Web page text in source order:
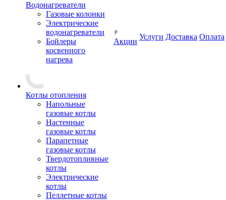
Водонагреватели
Газовые колонки
Электрические
водонагреватели
Бойлеры
косвенного
нагрева
Котлы отопления
Напольные
газовые котлы
Настенные
газовые котлы
Парапетные
газовые котлы
Твердотопливные
котлы
Электрические
котлы
Пеллетные котлы
Акции
Услуги Доставка Оплата